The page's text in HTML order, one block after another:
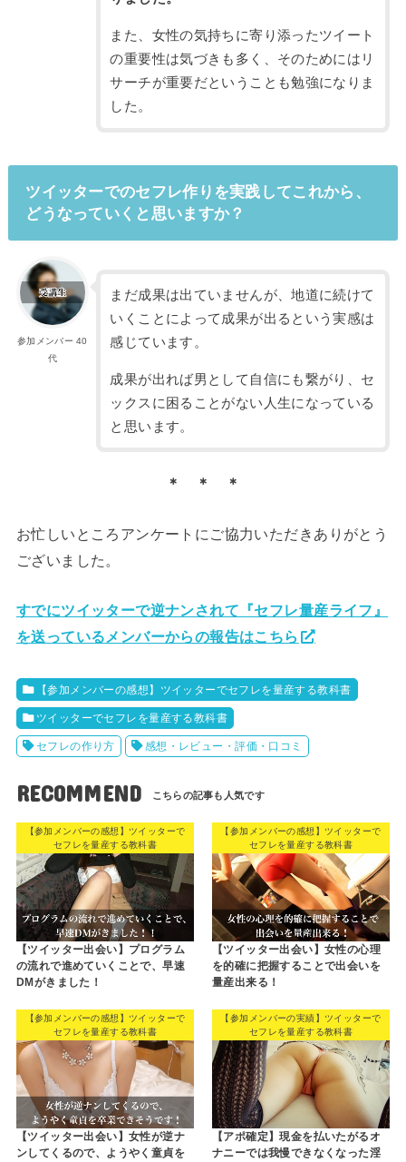
また、女性の気持ちに寄り添ったツイート
の重要性は気づきも多く、そのためにはリ
サーチが重要だということも勉強になりま
した。
ツイッターでのセフレ作りを実践してこれから、
どうなっていくと思いますか？
参加メンバー 40
代
まだ成果は出ていませんが、地道に続けて
いくことによって成果が出るという実感は
感じています。
成果が出れば男として自信にも繋がり、セ
ックスに困ることがない人生になっている
と思います。
＊ ＊ ＊
お忙しいところアンケートにご協力いただきありがとう
ございました。
すでにツイッターで逆ナンされて『セフレ量産ライフ』
を送っているメンバーからの報告はこちら
【参加メンバーの感想】ツイッターでセフレを量産する教科書
ツイッターでセフレを量産する教科書
セフレの作り方 感想・レビュー・評価・口コミ
RECOMMEND
【参加メンバーの感想】ツイッターで
セフレを量産する教科書
【ツイッター出会い】プログラム
の流れで進めていくことで、早速
DMがきました！
【参加メンバーの感想】ツイッターで
セフレを量産する教科書
【ツイッター出会い】女性の心理
を的確に把握することで出会いを
量産出来る！
【参加メンバーの感想】ツイッターで
セフレを量産する教科書
【ツイッター出会い】女性が逆ナ
ンしてくるので、ようやく童貞を
【参加メンバーの実績】ツイッターで
セフレを量産する教科書
【アポ確定】現金を払いたがるオ
ナニーでは我慢できなくなった淫